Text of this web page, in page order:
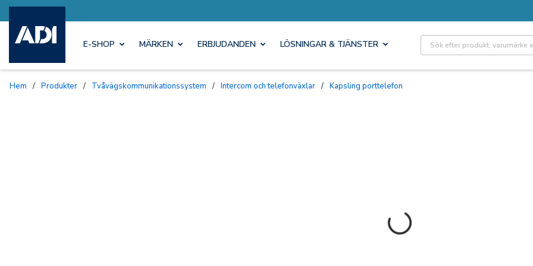
E-SHOP MÄRKEN ERBJUDANDEN LÖSNINGAR & TJÄNSTER Site Search
Hem / Produkter / Tvåvägskommunikationssystem / Intercom och telefonväxlar / Kapsling porttelefon